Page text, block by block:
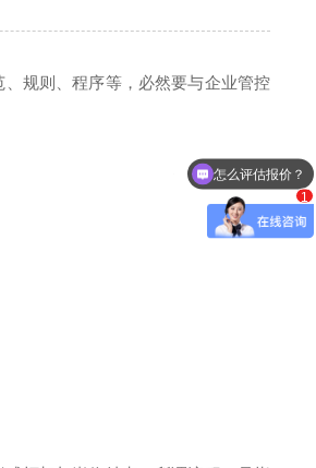
规则、程序等，必然要与企业管控
1
怎么评估报价？